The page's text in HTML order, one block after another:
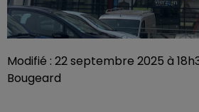
Modifié : 22 septembre 2025 à
Bougeard